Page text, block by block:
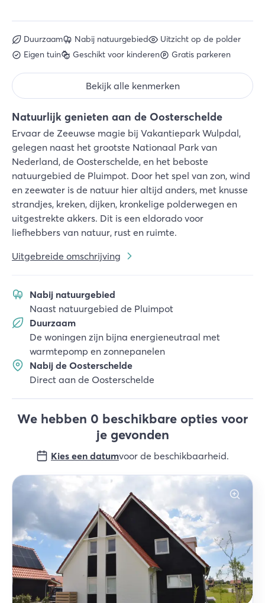
Natuurlijk genieten aan de Oosterschelde
Ervaar de Zeeuwse magie bij Vakantiepark Wulpdal,
gelegen naast het grootste Nationaal Park van
Nederland, de Oosterschelde, en het beboste
natuurgebied de Pluimpot. Door het spel van zon, wind
en zeewater is de natuur hier altijd anders, met knusse
strandjes, kreken, dijken, kronkelige polderwegen en
uitgestrekte akkers. Dit is een eldorado voor
liefhebbers van natuur, rust en ruimte.
Uitgebreide omschrijving
Nabij natuurgebied
Naast natuurgebied de Pluimpot
Duurzaam
De woningen zijn bijna energieneutraal met
warmtepomp en zonnepanelen
Nabij de Oosterschelde
Direct aan de Oosterschelde
Duurzaam Nabij natuurgebied
Uitzicht op de polder
Eigen tuin
Geschikt voor kinderen Gratis parkeren
Bekijk alle kenmerken
We hebben 0 beschikbare opties voor
je gevonden
Kies een datumvoor de beschikbaarheid.